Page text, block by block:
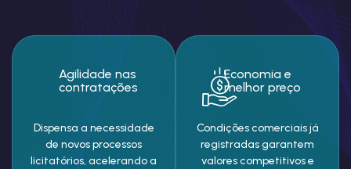
Agilidade nas
contratações
Dispensa a necessidade
de novos processos
licitatórios, acelerando a
Economia e
melhor preço
Condições comerciais já
registradas garantem
valores competitivos e